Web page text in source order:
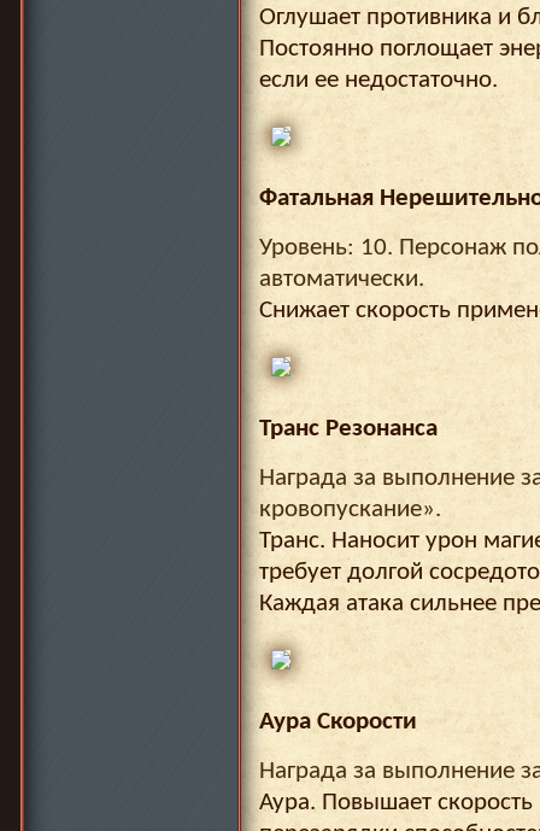
Оглушает противника и
Постоянно поглощает
если ее недостаточно.
Фатальная
Уровень: 10. Персонаж
автоматически.
Снижает скорость
Транс Резонанса
Награда за выполнение
кровопускание».
Транс. Наносит урон
требует долгой
Каждая атака сильнее
Аура Скорости
Награда за выполнение
Аура. Повышает